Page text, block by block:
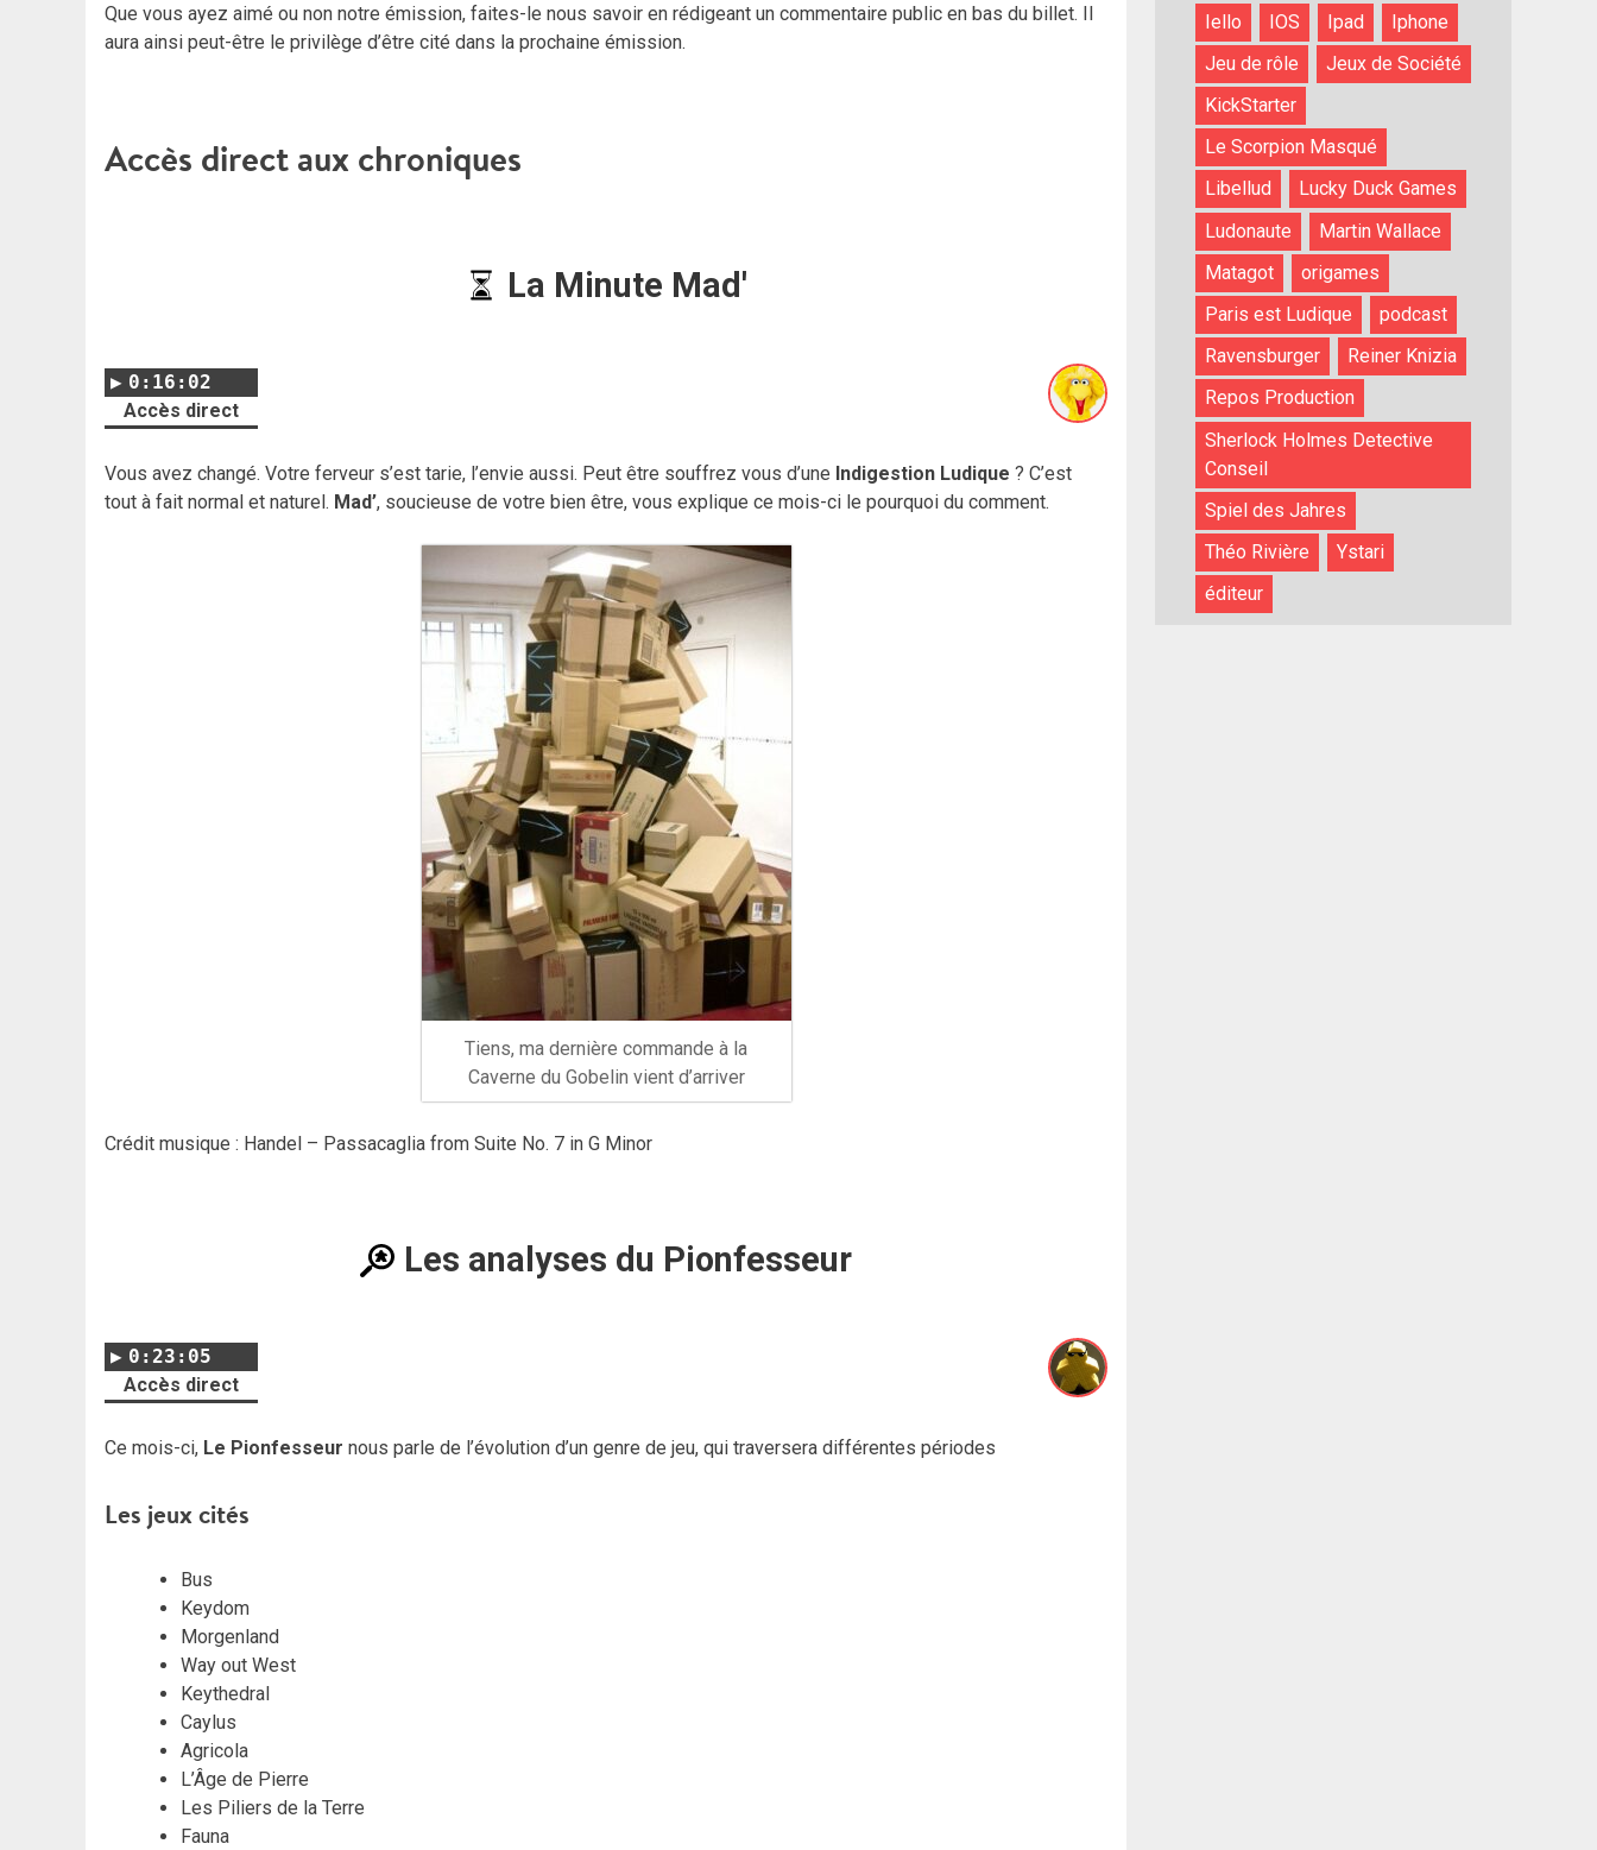
Que vous ayez aimé ou non notre émission, faites-le nous savoir en rédigeant un commentaire public en bas du billet. Il
aura ainsi peut-être le privilège d’être cité dans la prochaine émission.
Accès direct aux chroniques
La Minute Mad'
0:16:02
Accès direct
Vous avez changé. Votre ferveur s’est tarie, l’envie aussi. Peut être souffrez vous d’une Indigestion Ludique ? C’est
tout à fait normal et naturel. Mad’, soucieuse de votre bien être, vous explique ce mois-ci le pourquoi du comment.
Tiens, ma dernière commande à la
Caverne du Gobelin vient d’arriver
Crédit musique : Handel – Passacaglia from Suite No. 7 in G Minor
Les analyses du Pionfesseur
0:23:05
Accès direct
Ce mois-ci, Le Pionfesseur nous parle de l’évolution d’un genre de jeu, qui traversera différentes périodes
Les jeux cités
Bus
Keydom
Morgenland
Way out West
Keythedral
Caylus
Agricola
L’Âge de Pierre
Les Piliers de la Terre
Fauna
Iello
IOS Ipad
Iphone
Jeu de rôle
Jeux de Société
KickStarter
Le Scorpion Masqué
Libellud
Lucky Duck Games
Ludonaute
Martin Wallace
Matagot
origames
Paris est Ludique
podcast
Ravensburger
Reiner Knizia
Repos Production
Sherlock Holmes Detective
Conseil
Spiel des Jahres
Théo Rivière
Ystari
éditeur